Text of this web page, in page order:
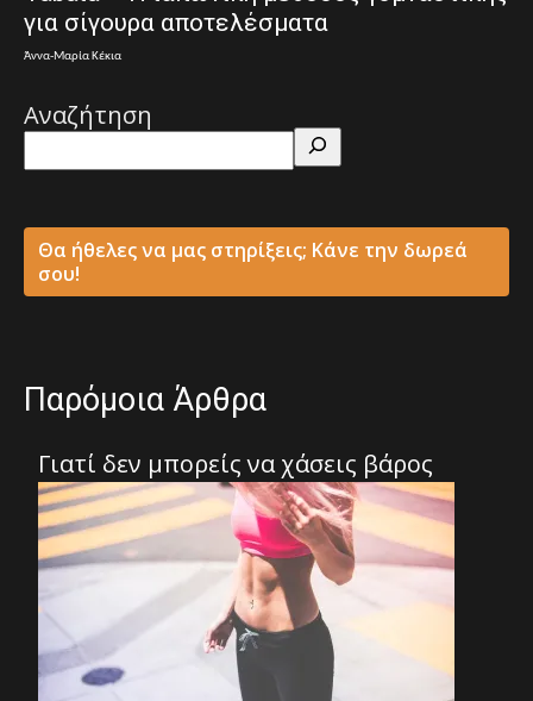
για σίγουρα αποτελέσματα
Άννα-Μαρία Κέκια
Αναζήτηση
Θα ήθελες να μας στηρίξεις; Κάνε την δωρεά
σου!
Παρόμοια Άρθρα
Γιατί δεν μπορείς να χάσεις βάρος